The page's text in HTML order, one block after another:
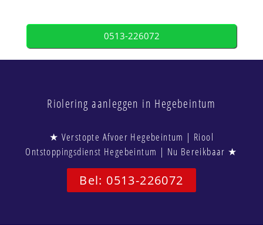
0513-226072
Riolering aanleggen in Hegebeintum
★ Verstopte Afvoer Hegebeintum | Riool
Ontstoppingsdienst Hegebeintum | Nu Bereikbaar ★
Bel: 0513-226072